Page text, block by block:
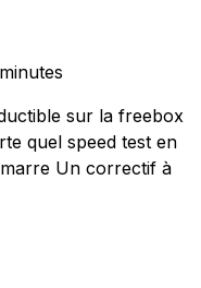
sur la freebox
quel speed test en
Un correctif à